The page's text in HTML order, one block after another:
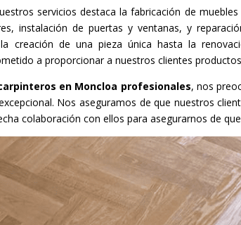
servicios destaca la fabricación de
instalación de puertas y ventanas, y
creación de una pieza única hasta la
a proporcionar a nuestros clientes
en Moncloa profesionales, nos
Nos aseguramos de que nuestros
colaboración con ellos para asegurarnos de